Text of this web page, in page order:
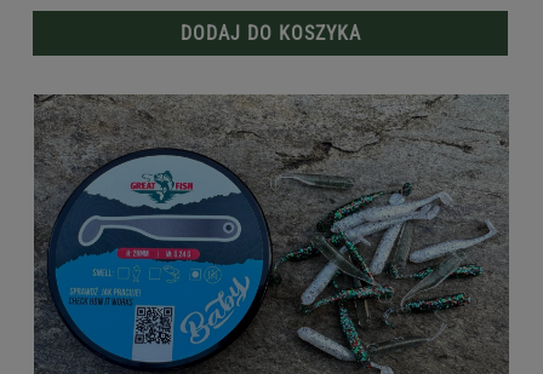
DODAJ DO KOSZYKA